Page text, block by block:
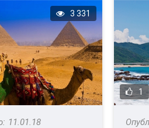
3 331
11.01.18
1